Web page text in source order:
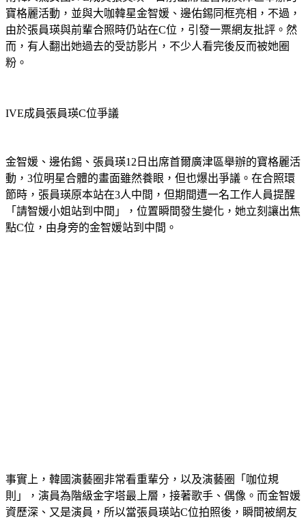
寶格麗活動，並與大咖韓星金智媛、邊佑錫同框亮相，不過，
由於張員瑛與前輩合照時仍站在C位，引發一票網友批評。然
而，有人翻出她過去的受訪影片，不少人看完後反而被她圈
粉。
IVE成員張員瑛C位爭議
金智媛、邊佑錫、張員瑛12日出席首爾廣津區舉辦的寶格麗活
動，3位明星合體的畫面雖然養眼，但也爆出爭議。在合照環
節時，張員瑛原本站在3人中間，但期間遭一名工作人員提醒
「請智媛小姐站到中間」，位置瞬間發生變化，她立刻讓出焦
點C位，由身旁的金智媛站到中間。
事實上，韓國演藝圈非常看重輩分，以及演藝圈「咖位規
則」，演員為階級金字塔最上層，接著歌手、偶像。而金智媛
資歷深、又是演員，所以當張員瑛站C位拍照後，瞬間被網友